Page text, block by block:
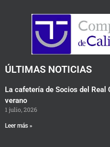
e
b
o
o
k
ÚLTIMAS NOTICIAS
La cafetería de Socios del
verano
1 julio, 2026
Leer más »